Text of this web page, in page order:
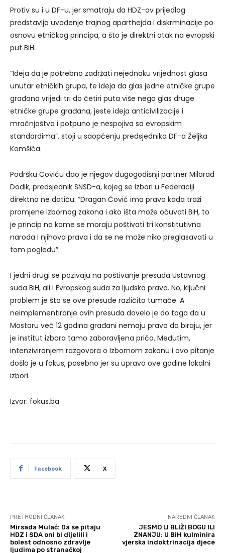
Protiv su i u DF-u, jer smatraju da HDZ-ov prijedlog
predstavlja uvođenje trajnog aparthejda i diskrminacije po
osnovu etničkog principa, a što je direktni atak na evropski
put BiH.
“Ideja da je potrebno zadržati nejednaku vrijednost glasa
unutar etničkih grupa, te ideja da glas jedne etničke grupe
građana vrijedi tri do četiri puta više nego glas druge
etničke grupe građana, jeste ideja anticivilizacije i
mračnjaštva i potpuno je nespojiva sa evropskim
standardima”, stoji u saopćenju predsjednika DF-a Željka
Komšića.
Podršku Čoviću dao je njegov dugogodišnji partner Milorad
Dodik, predsjednik SNSD-a, kojeg se izbori u Federaciji
direktno ne dotiču: “Dragan Čović ima pravo kada traži
promjene Izbornog zakona i ako išta može očuvati BiH, to
je princip na kome se moraju poštivati tri konstitutivna
naroda i njihova prava i da se ne može niko preglasavati u
tom pogledu”.
I jedni drugi se pozivaju na poštivanje presuda Ustavnog
suda BiH, ali i Evropskog suda za ljudska prava. No, ključni
problem je što se ove presude različito tumače. A
neimplementiranje ovih presuda dovelo je do toga da u
Mostaru već 12 godina građani nemaju pravo da biraju, jer
je institut izbora tamo zaboravljena priča. Međutim,
intenziviranjem razgovora o Izbornom zakonu i ovo pitanje
došlo je u fokus, posebno jer su upravo ove godine lokalni
izbori.
Izvor: fokus.ba
Facebook X
PRETHODNI ČLANAK
Mirsada Mulać: Da se pitaju
HDZ i SDA oni bi dijelili i
bolest odnosno zdravlje
ljudima po stranačkoj
NAREDNI ČLANAK
JESMO LI BLIŽI BOGU ILI
ZNANJU: U BiH kulminira
vjerska indoktrinacija djece